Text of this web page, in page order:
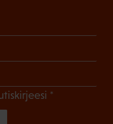
(Pakollinen)